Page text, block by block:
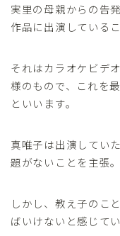
実里の母親からの告
作品に出演している
それはカラオケビデ
様のもので、これを
といいます。
真唯子は出演してい
題がないことを主張。
しかし、教え子のこ
ばいけないと感じてい